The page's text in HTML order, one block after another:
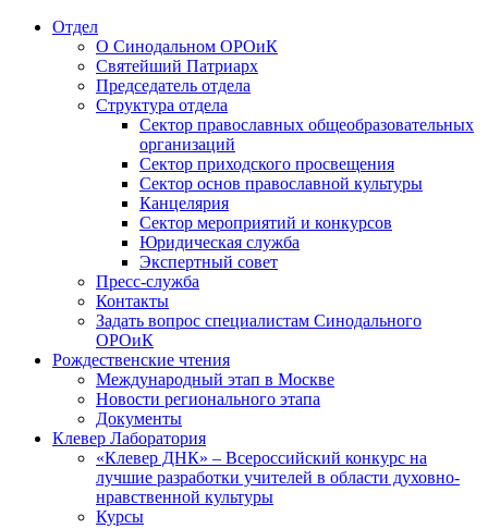
Отдел
О Синодальном ОРОиК
Святейший Патриарх
Председатель отдела
Структура отдела
Сектор православных общеобразовательных
организаций
Сектор приходского просвещения
Сектор основ православной культуры
Канцелярия
Сектор мероприятий и конкурсов
Юридическая служба
Экспертный совет
Пресс-служба
Контакты
Задать вопрос специалистам Синодального
ОРОиК
Рождественские чтения
Международный этап в Москве
Новости регионального этапа
Документы
Клевер Лаборатория
«Клевер ДНК» – Всероссийский конкурс на
лучшие разработки учителей в области духовно-
нравственной культуры
Курсы